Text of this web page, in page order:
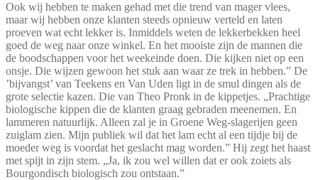
Ook wij hebben te maken gehad met die trend van mager vlees,
maar wij hebben onze klanten steeds opnieuw verteld en laten
proeven wat echt lekker is. Inmiddels weten de lekkerbekken heel
goed de weg naar onze winkel. En het mooiste zijn de mannen die
de boodschappen voor het weekeinde doen. Die kijken niet op een
onsje. Die wijzen gewoon het stuk aan waar ze trek in hebben.” De
’bijvangst’ van Teekens en Van Uden ligt in de smul dingen als de
grote selectie kazen. Die van Theo Pronk in de kippetjes. „Prachtige
biologische kippen die de klanten graag gebraden meenemen. En
lammeren natuurlijk. Alleen zal je in Groene Weg-slagerijen geen
zuiglam zien. Mijn publiek wil dat het lam echt al een tijdje bij de
moeder weg is voordat het geslacht mag worden.” Hij zegt het haast
met spijt in zijn stem. „Ja, ik zou wel willen dat er ook zoiets als
Bourgondisch biologisch zou ontstaan.”